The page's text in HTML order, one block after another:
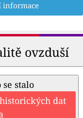
informace
ovzduší
stalo
dat